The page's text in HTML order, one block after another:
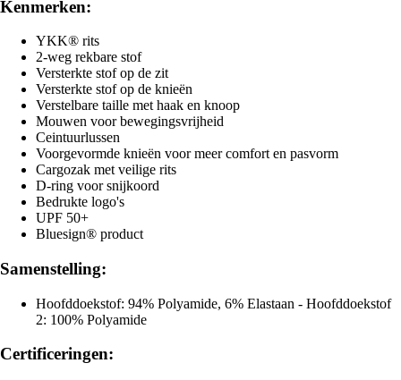
Kenmerken:
YKK® rits
2-weg rekbare stof
Versterkte stof op de zit
Versterkte stof op de knieën
Verstelbare taille met haak en knoop
Mouwen voor bewegingsvrijheid
Ceintuurlussen
Voorgevormde knieën voor meer comfort en pasvorm
Cargozak met veilige rits
D-ring voor snijkoord
Bedrukte logo's
UPF 50+
Bluesign® product
Samenstelling:
Hoofddoekstof: 94% Polyamide, 6% Elastaan - Hoofddoekstof
2: 100% Polyamide
Certificeringen: